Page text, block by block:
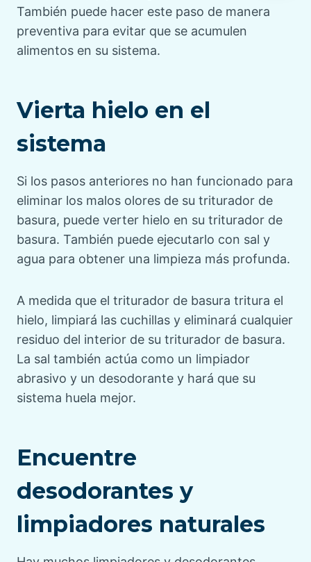
También puede hacer este paso de manera
preventiva para evitar que se acumulen
alimentos en su sistema.
Vierta hielo en el
sistema
Si los pasos anteriores no han funcionado para
eliminar los malos olores de su triturador de
basura, puede verter hielo en su triturador de
basura. También puede ejecutarlo con sal y
agua para obtener una limpieza más profunda.
A medida que el triturador de basura tritura el
hielo, limpiará las cuchillas y eliminará cualquier
residuo del interior de su triturador de basura.
La sal también actúa como un limpiador
abrasivo y un desodorante y hará que su
sistema huela mejor.
Encuentre
desodorantes y
limpiadores naturales